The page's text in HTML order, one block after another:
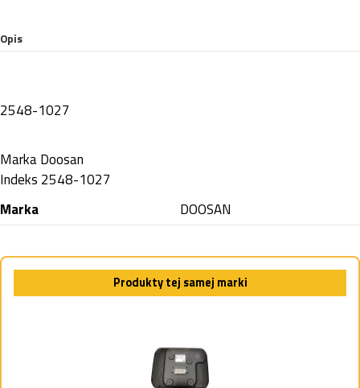
Opis
2548-1027
MarkaDoosan
Indeks 2548-1027
Marka
DOOSAN
Produkty tej samej marki